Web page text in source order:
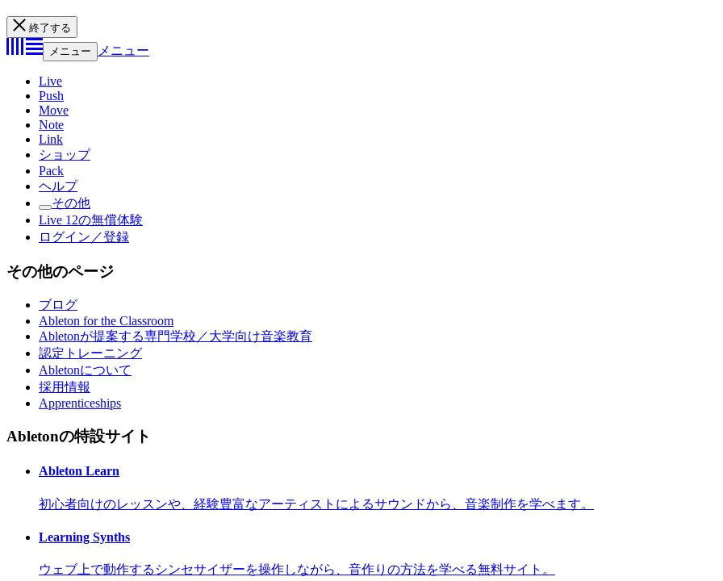
終了する
メニュー
メニュー
Live
Push
Move
Note
Link
ショップ
Pack
ヘルプ
その他
Live 12の無償体験
ログイン／登録
その他のページ
ブログ
Ableton for the Classroom
Abletonが提案する専門学校／大学向け音楽教育
認定トレーニング
Abletonについて
採用情報
Apprenticeships
Abletonの特設サイト
Ableton Learn
初心者向けのレッスンや、経験豊富なアーティストによるサウンドから、音楽制作を学べます。
Learning Synths
ウェブ上で動作するシンセサイザーを操作しながら、音作りの方法を学べる無料サイト。